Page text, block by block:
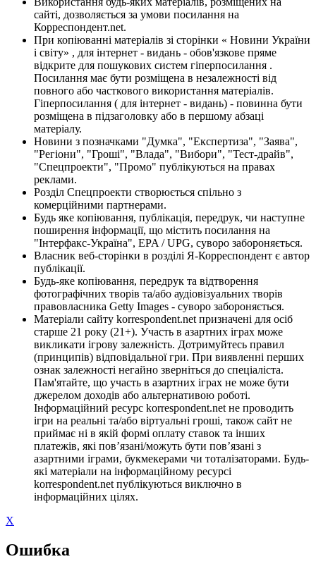
сайті, дозволяється за умови посилання на
Корреспондент.net.
При копіюванні матеріалів зі сторінки « Новини України
і світу» , для інтернет - видань - обов'язкове пряме
відкрите для пошукових систем гіперпосилання .
Посилання має бути розміщена в незалежності від
повного або часткового використання матеріалів.
Гіперпосилання ( для інтернет - видань) - повинна бути
розміщена в підзаголовку або в першому абзаці
матеріалу.
Новини з позначками "Думка", "Експертиза", "Заява",
"Регіони", "Гроші", "Влада", "Вибори", "Тест-драйв",
"Спецпроекти", "Промо" публікуються на правах
реклами.
Розділ Спецпроекти створюється спільно з
комерційними партнерами.
Будь яке копіювання, публікація, передрук, чи наступне
поширення інформації, що містить посилання на
"Інтерфакс-Україна", EPA / UPG, суворо забороняється.
Власник веб-сторінки в розділі Я-Корреспондент є автор
публікації.
Будь-яке копіювання, передрук та відтворення
фотографічних творів та/або аудіовізуальних творів
правовласника Getty Images - суворо забороняється.
Матеріали сайту korrespondent.net призначені для осіб
старше 21 року (21+). Участь в азартних іграх може
викликати ігрову залежність. Дотримуйтесь правил
(принципів) відповідальної гри. При виявленні перших
ознак залежності негайно зверніться до спеціаліста.
Пам'ятайте, що участь в азартних іграх не може бути
джерелом доходів або альтернативою роботі.
Інформаційний ресурс korrespondent.net не проводить
ігри на реальні та/або віртуальні гроші, також сайт не
приймає ні в якій формі оплату ставок та інших
платежів, які пов’язані/можуть бути пов’язані з
азартними іграми, букмекерами чи тоталізаторами. Будь-
які матеріали на інформаційному ресурсі
korrespondent.net публікуються виключно в
інформаційних цілях.
X
Ошибка